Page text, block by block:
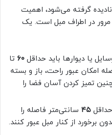
گرفته می‌شود، اهمیت
در اطراف مبل است. یک
یا دیوارها باید حداقل ۶۰ تا
امکان عبور راحت، باز و بسته
تمیز کردن آسان فضا را
۴۵ سانتی‌متر فاصله را
برخورد از کنار مبل عبور کنند.